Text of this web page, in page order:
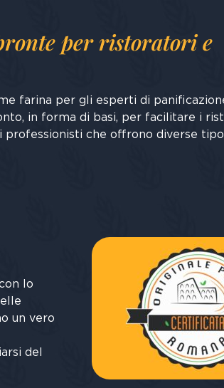
per ristoratori e
farina per gli esperti di
in forma di basi, per facilitare i
che offrono diverse
lo
un vero
del